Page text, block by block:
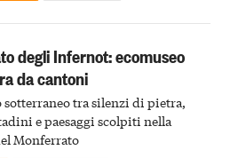
degli Infernot: ecomuseo
da cantoni
tra silenzi di pietra,
e paesaggi scolpiti nella
Monferrato